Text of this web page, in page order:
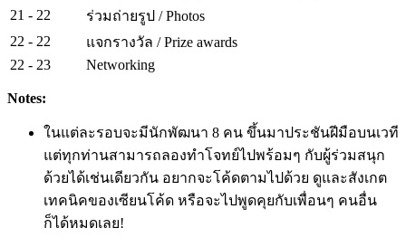
21 - 22
ร่วมถ่ายรูป / Photos
22 - 22
แจกรางวัล / Prize awards
22 - 23 Networking
Notes:
ในแต่ละรอบจะมีนักพัฒนา 8 คน ขึ้นมาประชันฝีมือบนเวที
แต่ทุกท่านสามารถลองทำโจทย์ไปพร้อมๆ กับผู้ร่วมสนุก
ด้วยได้เช่นเดียวกัน อยากจะโค้ดตามไปด้วย ดูและสังเกต
เทคนิคของเซียนโค้ด หรือจะไปพูดคุยกับเพื่อนๆ คนอื่น
ก็ได้หมดเลย!